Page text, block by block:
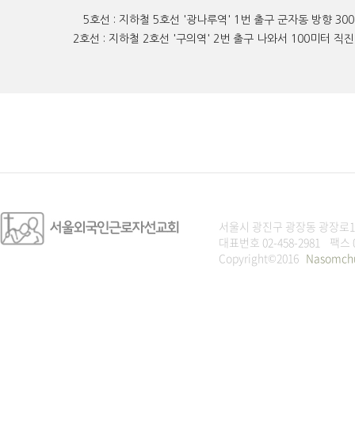
5호선 : 지하철 5호선 '광나루역' 1번 출구 군자동 방향
2호선 : 지하철 2호선 '구의역' 2번 출구 나와서 100미터 직
서울시 광진구 광장동 광장
대표번호 02-458-2981 팩
Copyright©2016